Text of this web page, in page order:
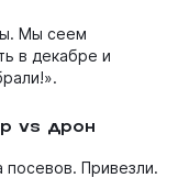
Мы сеем
в декабре и
vs дрон
посевов. Привезли.